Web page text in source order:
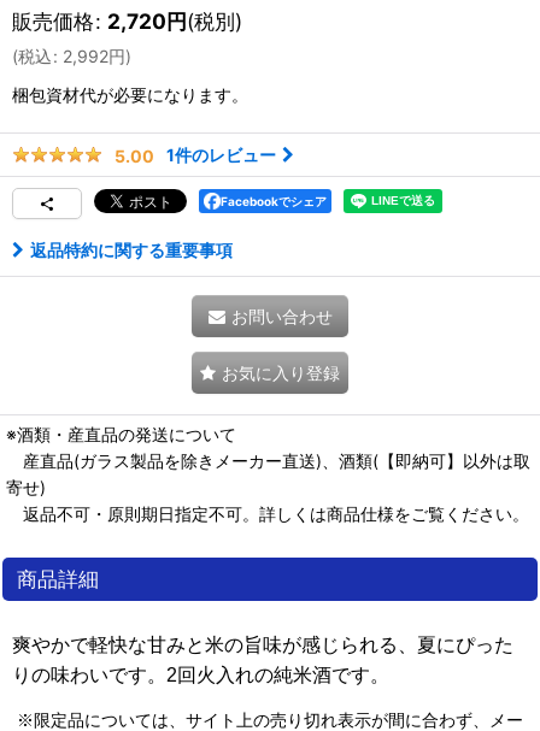
販売価格: 2,720円(税別)
(税込: 2,992円)
梱包資材代が必要になります。
5.00 1件のレビュー
Facebookでシェア
返品特約に関する重要事項
お問い合わせ
お気に入り登録
※酒類・産直品の発送について
産直品(ガラス製品を除きメーカー直送)、酒類(【即納可】以外は取
寄せ)
返品不可・原則期日指定不可。詳しくは商品仕様をご覧ください。
商品詳細
爽やかで軽快な甘みと米の旨味が感じられる、夏にぴった
りの味わいです。2回火入れの純米酒です。
※限定品については、サイト上の売り切れ表示が間に合わず、メー